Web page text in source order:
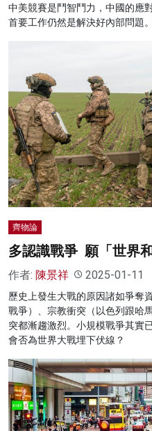
中美競賽是鬥智鬥力，中國的應
首要工作仍然是解決好內部問題
齊物論
多認識戰爭 願「世界和
作者: 陳景祥 2025-01-11
歷史上發生大戰的原因諸如爭奪
戰爭）、宗教衝突（以色列跟哈
突都漸趨激烈。小規模戰爭其實
會否為世界大戰埋下伏線？